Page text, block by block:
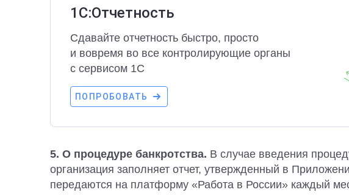
1С:Отчетность
Сдавайте отчетность быстро, просто
и вовремя во все контролирующие органы
с сервисом 1С
ПОПРОБОВАТЬ
5. О процедуре банкротства. В случае введения
организация заполняет отчет, утвержденный в
передаются на платформу «Работа в России» каждый